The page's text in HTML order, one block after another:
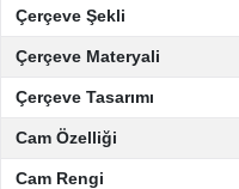
Çerçeve Şekli
Çerçeve Materyali
Çerçeve Tasarımı
Cam Özelliği
Cam Rengi